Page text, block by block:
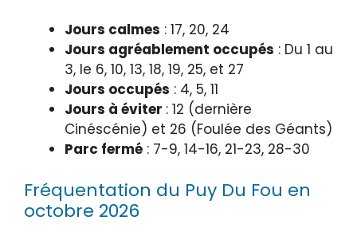
Jours calmes : 17, 20, 24
Jours agréablement occupés : Du 1 au
3, le 6, 10, 13, 18, 19, 25, et 27
Jours occupés : 4, 5, 11
Jours à éviter : 12 (dernière
Cinéscénie) et 26 (Foulée des Géants)
Parc fermé : 7-9, 14-16, 21-23, 28-30
Fréquentation du Puy Du Fou en
octobre 2026